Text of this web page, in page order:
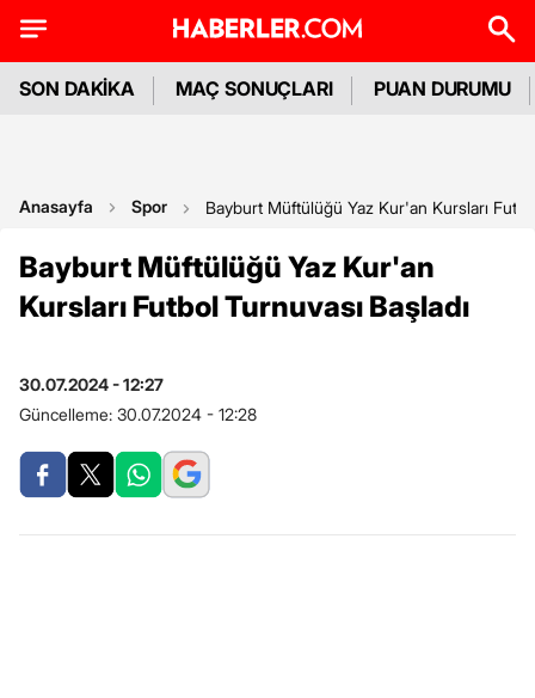
SON DAKİKA MAÇ SONUÇLARI PUAN DURUMU
Anasayfa Spor Bayburt Müftülüğü Yaz Kur'an Kursları
Bayburt Müftülüğü Yaz Kur'an
Kursları Futbol Turnuvası Başladı
30.07.2024 - 12:27
Güncelleme: 30.07.2024 - 12:28